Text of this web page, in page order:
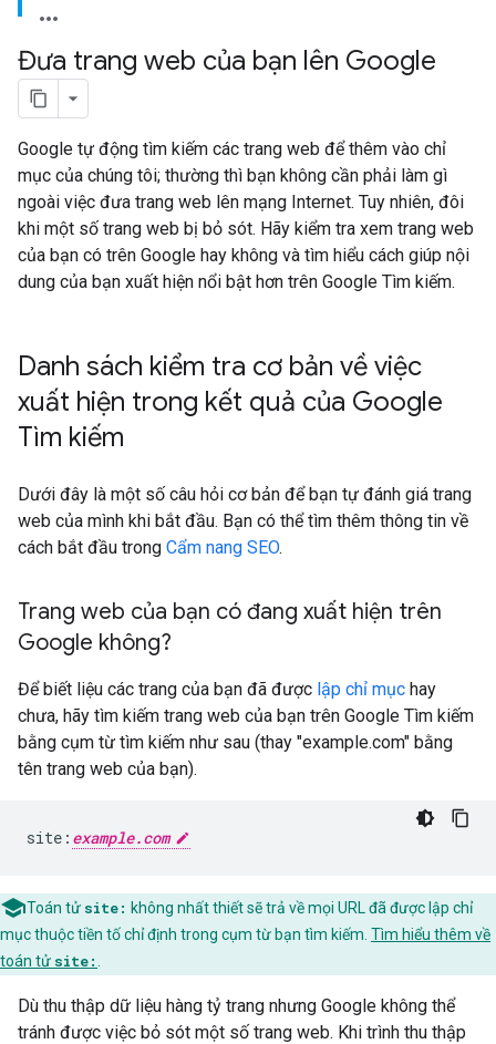
Đưa trang web của bạn lên Google
Google tự động tìm kiếm các trang web để thêm vào chỉ
mục của chúng tôi; thường thì bạn không cần phải làm gì
ngoài việc đưa trang web lên mạng Internet. Tuy nhiên, đôi
khi một số trang web bị bỏ sót. Hãy kiểm tra xem trang web
của bạn có trên Google hay không và tìm hiểu cách giúp nội
dung của bạn xuất hiện nổi bật hơn trên Google Tìm kiếm.
Danh sách kiểm tra cơ bản về việc
xuất hiện trong kết quả của Google
Tìm kiếm
Dưới đây là một số câu hỏi cơ bản để bạn tự đánh giá trang
web của mình khi bắt đầu. Bạn có thể tìm thêm thông tin về
cách bắt đầu trong Cẩm nang SEO.
Trang web của bạn có đang xuất hiện trên
Google không?
Để biết liệu các trang của bạn đã được lập chỉ mục hay
chưa, hãy tìm kiếm trang web của bạn trên Google Tìm kiếm
bằng cụm từ tìm kiếm như sau (thay "example.com" bằng
tên trang web của bạn).
site: example.com
Toán tử site: không nhất thiết sẽ trả về mọi URL đã được lập chỉ
mục thuộc tiền tố chỉ định trong cụm từ bạn tìm kiếm. Tìm hiểu thêm về
toán tử site:
Dù thu thập dữ liệu hàng tỷ trang nhưng Google không thể
tránh được việc bỏ sót một số trang web. Khi trình thu thập